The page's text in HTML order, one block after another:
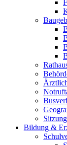
Bildung &